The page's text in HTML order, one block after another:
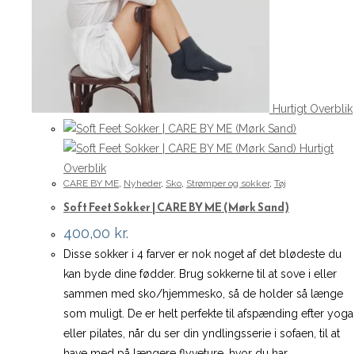
Hurtigt Overblik
Hurtigt
Overblik
CARE BY ME, Nyheder, Sko, Strømper og sokker, Tøj
Soft Feet Sokker | CARE BY ME (Mørk Sand)
400,00 kr.
Disse sokker i 4 farver er nok noget af det blødeste du
kan byde dine fødder. Brug sokkerne til at sove i eller
sammen med sko/hjemmesko, så de holder så længe
som muligt. De er helt perfekte til afspænding efter yoga
eller pilates, når du ser din yndlingsserie i sofaen, til at